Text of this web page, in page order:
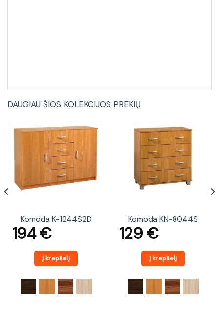
DAUGIAU ŠIOS KOLEKCIJOS PREKIŲ
Komoda K-1244S2D
194€
Į krepšelį
Komoda KN-8044S
129€
Į krepšelį